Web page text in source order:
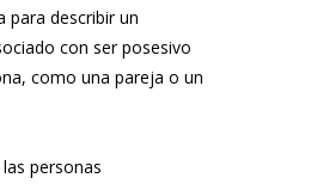
para describir un
con ser posesivo
como una pareja o un
personas